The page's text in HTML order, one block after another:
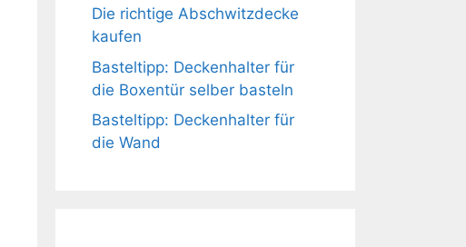
Die richtige Abschwitzdecke
kaufen
Basteltipp: Deckenhalter für
die Boxentür selber basteln
Basteltipp: Deckenhalter für
die Wand